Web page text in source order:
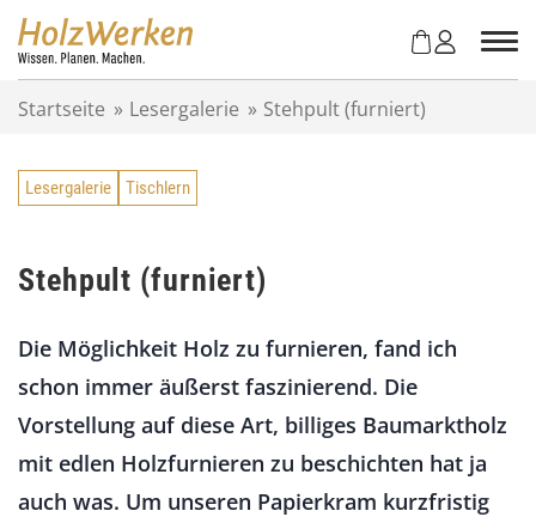
Startseite » Lesergalerie » Stehpult (furniert)
Lesergalerie Tischlern
Stehpult (furniert)
Die Möglichkeit Holz zu furnieren, fand ich
schon immer äußerst faszinierend. Die
Vorstellung auf diese Art, billiges Baumarktholz
mit edlen Holzfurnieren zu beschichten hat ja
auch was. Um unseren Papierkram kurzfristig